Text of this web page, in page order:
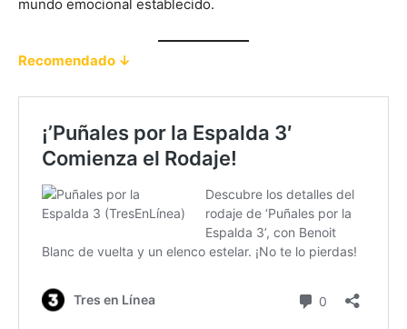
mundo emocional establecido.
Recomendado ↓